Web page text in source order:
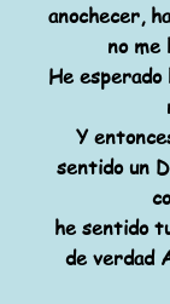
anochecer,
no me
He
Y
sentido un
he sentido
de verdad